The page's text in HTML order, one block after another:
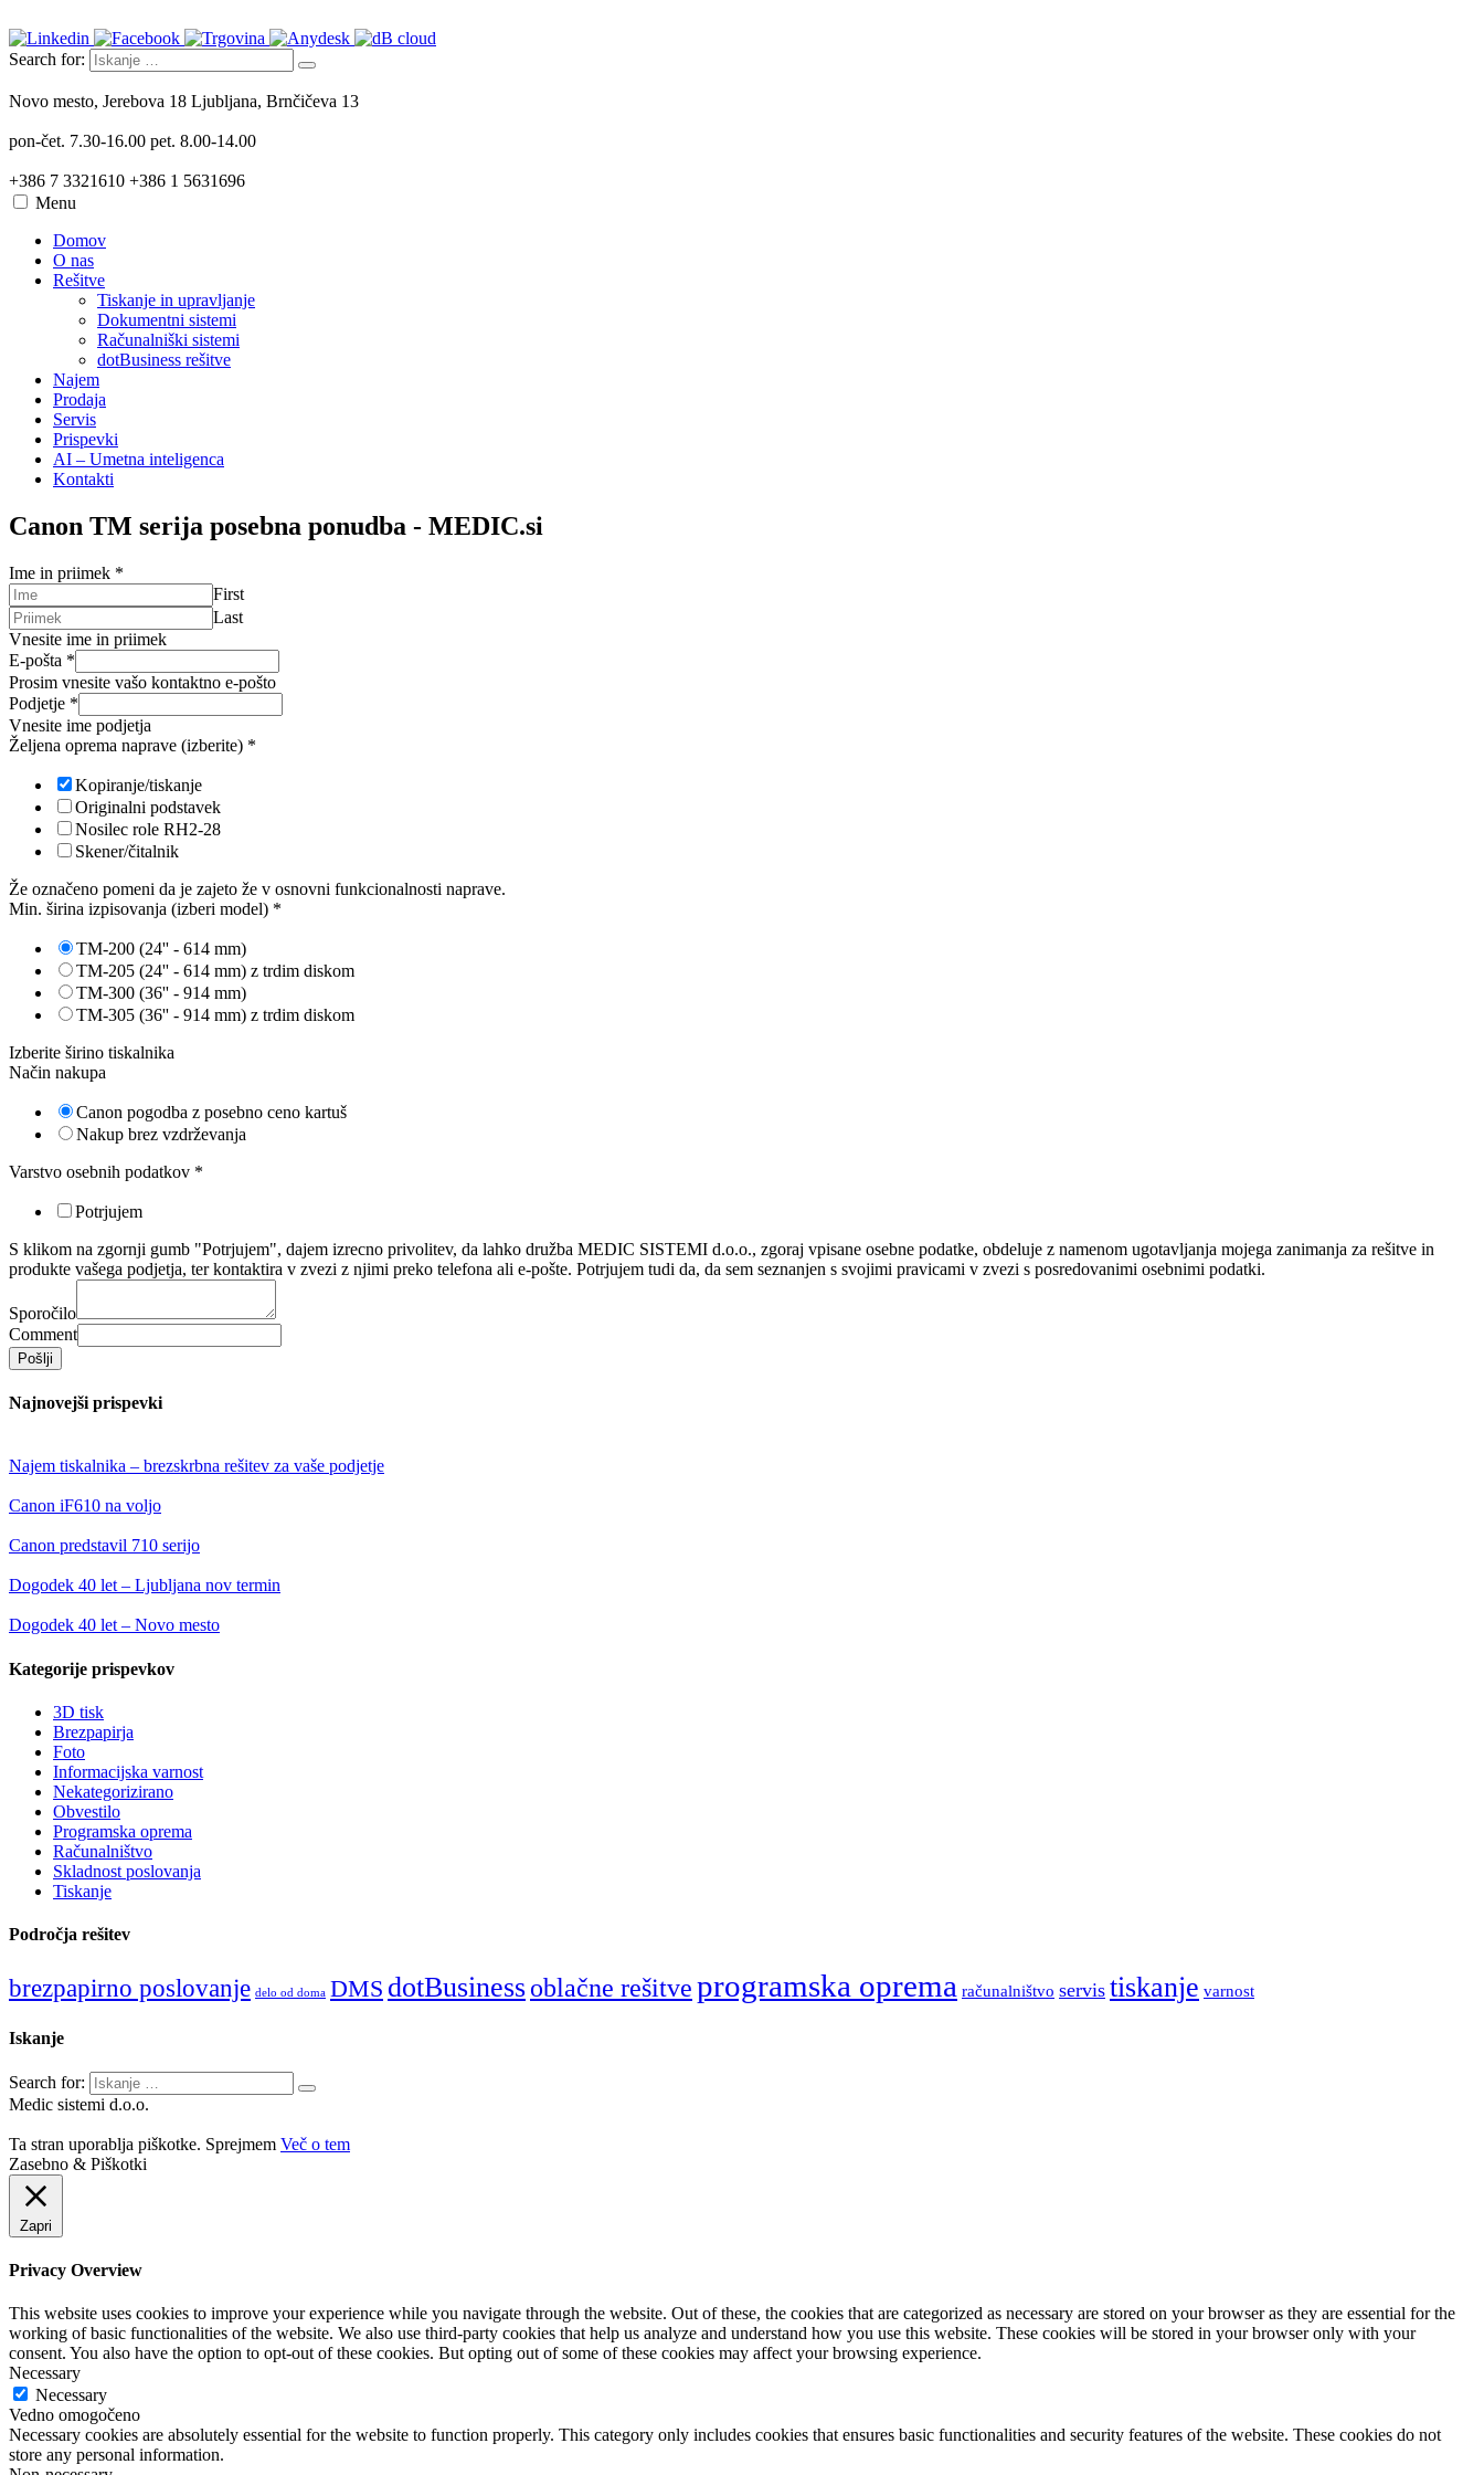
Search for:
Novo mesto, Jerebova 18 Ljubljana, Brnčičeva 13
pon-čet. 7.30-16.00 pet. 8.00-14.00
+386 7 3321610 +386 1 5631696
Menu
Domov
O nas
Rešitve
Tiskanje in upravljanje
Dokumentni sistemi
Računalniški sistemi
dotBusiness rešitve
Najem
Prodaja
Servis
Prispevki
AI – Umetna inteligenca
Kontakti
Canon TM serija posebna ponudba - MEDIC.si
Ime in priimek *
First
Last
Vnesite ime in priimek
E-pošta *
Prosim vnesite vašo kontaktno e-pošto
Podjetje *
Vnesite ime podjetja
Željena oprema naprave (izberite) *
Kopiranje/tiskanje
Originalni podstavek
Nosilec role RH2-28
Skener/čitalnik
Že označeno pomeni da je zajeto že v osnovni funkcionalnosti naprave.
Min. širina izpisovanja (izberi model) *
TM-200 (24'' - 614 mm)
TM-205 (24'' - 614 mm) z trdim diskom
TM-300 (36'' - 914 mm)
TM-305 (36'' - 914 mm) z trdim diskom
Izberite širino tiskalnika
Način nakupa
Canon pogodba z posebno ceno kartuš
Nakup brez vzdrževanja
Varstvo osebnih podatkov *
Potrjujem
S klikom na zgornji gumb "Potrjujem", dajem izrecno privolitev, da lahko družba MEDIC SISTEMI d.o.o., zgoraj vpisane osebne podatke, obdeluje z namenom ugotavljanja mojega zanimanja za rešitve in
produkte vašega podjetja, ter kontaktira v zvezi z njimi preko telefona ali e-pošte. Potrjujem tudi da, da sem seznanjen s svojimi pravicami v zvezi s posredovanimi osebnimi podatki.
Sporočilo
Comment
Pošlji
Najnovejši prispevki
Najem tiskalnika – brezskrbna rešitev za vaše podjetje
Canon iF610 na voljo
Canon predstavil 710 serijo
Dogodek 40 let – Ljubljana nov termin
Dogodek 40 let – Novo mesto
Kategorije prispevkov
3D tisk
Brezpapirja
Foto
Informacijska varnost
Nekategorizirano
Obvestilo
Programska oprema
Računalništvo
Skladnost poslovanja
Tiskanje
Področja rešitev
brezpapirno poslovanje delo od doma DMS dotBusinessoblačne rešitveprogramska oprema računalništvo servis tiskanje varnost
Iskanje
Search for:
Medic sistemi d.o.o.
Ta stran uporablja piškotke. Sprejmem Več o tem
Zasebno & Piškotki
Zapri
Privacy Overview
This website uses cookies to improve your experience while you navigate through the website. Out of these, the cookies that are categorized as necessary are stored on your browser as they are essential for the
working of basic functionalities of the website. We also use third-party cookies that help us analyze and understand how you use this website. These cookies will be stored in your browser only with your
consent. You also have the option to opt-out of these cookies. But opting out of some of these cookies may affect your browsing experience.
Necessary
Necessary
Vedno omogočeno
Necessary cookies are absolutely essential for the website to function properly. This category only includes cookies that ensures basic functionalities and security features of the website. These cookies do not
store any personal information.